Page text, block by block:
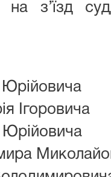
з’їзд
Юрійовича
Ігоровича